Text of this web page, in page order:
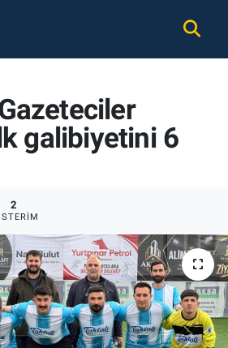
galibiyetini 6
2
Durumu ve Fikstür